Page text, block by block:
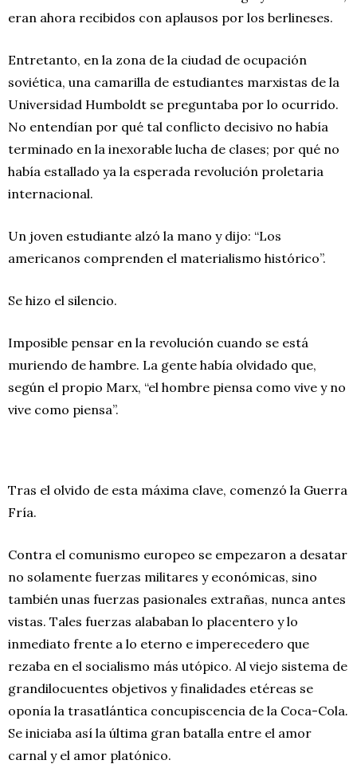
eran ahora recibidos con aplausos por los berlineses.
Entretanto, en la zona de la ciudad de ocupación
soviética, una camarilla de estudiantes marxistas de la
Universidad Humboldt se preguntaba por lo ocurrido.
No entendían por qué tal conflicto decisivo no había
terminado en la inexorable lucha de clases; por qué no
había estallado ya la esperada revolución proletaria
internacional.
Un joven estudiante alzó la mano y dijo: “Los
americanos comprenden el materialismo histórico”.
Se hizo el silencio.
Imposible pensar en la revolución cuando se está
muriendo de hambre. La gente había olvidado que,
según el propio Marx, “el hombre piensa como vive y no
vive como piensa”.
Tras el olvido de esta máxima clave, comenzó la Guerra
Fría.
Contra el comunismo europeo se empezaron a desatar
no solamente fuerzas militares y económicas, sino
también unas fuerzas pasionales extrañas, nunca antes
vistas. Tales fuerzas alababan lo placentero y lo
inmediato frente a lo eterno e imperecedero que
rezaba en el socialismo más utópico. Al viejo sistema de
grandilocuentes objetivos y finalidades etéreas se
oponía la trasatlántica concupiscencia de la Coca-Cola.
Se iniciaba así la última gran batalla entre el amor
carnal y el amor platónico.